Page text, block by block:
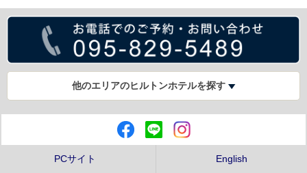
他のエリアのヒルトンホテルを探す
PCサイト English